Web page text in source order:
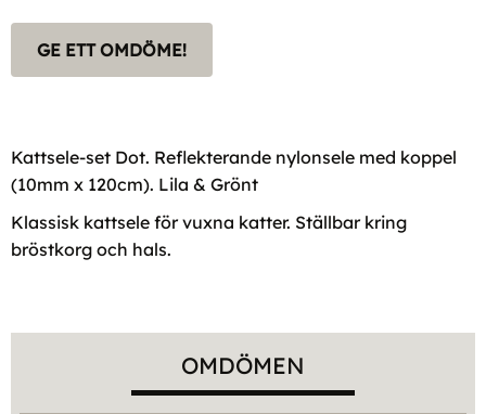
GE ETT OMDÖME!
Kattsele-set Dot. Reflekterande nylonsele med koppel
(10mm x 120cm). Lila & Grönt
Klassisk kattsele för vuxna katter. Ställbar kring
bröstkorg och hals.
OMDÖMEN